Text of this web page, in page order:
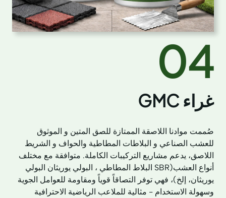
04
غراء GMC
صُممت موادنا اللاصقة الممتازة للصق المتين و الموثوق
للعشب الصناعي و البلاطات المطاطية والحواف و الشريط
اللاصق، يدعم مشاريع التركيبات الكاملة. متوافقة مع مختلف
أنواع العشب(SBR البلاط المطاطي ، البولي يوريثان البولي
يوريثان، إلخ)، فهي توفر التصاقاً قوياً ومقاومة للعوامل الجوية
وسهولة الاستخدام - مثالية للملاعب الرياضية الاحترافية